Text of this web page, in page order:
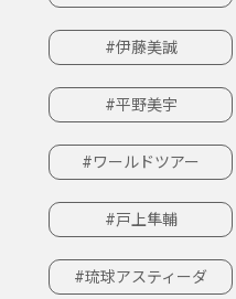
#伊藤美誠
#平野美宇
#ワールドツアー
#戸上隼輔
#琉球アスティーダ